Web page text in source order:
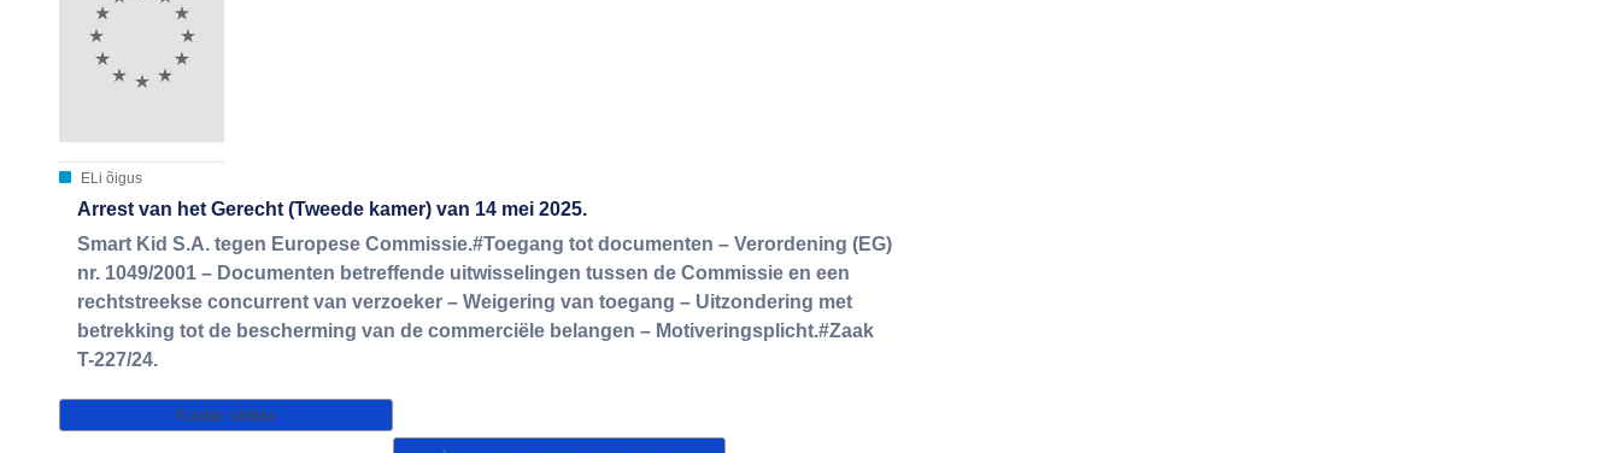
ELi õigus
Arrest van het Gerecht (Tweede kamer) van 14 mei 2025.
Smart Kid S.A. tegen Europese Commissie.#Toegang tot documenten – Verordening (EG)
nr. 1049/2001 – Documenten betreffende uitwisselingen tussen de Commissie en een
rechtstreekse concurrent van verzoeker – Weigering van toegang – Uitzondering met
betrekking tot de bescherming van de commerciële belangen – Motiveringsplicht.#Zaak
T-227/24.
Kuidas viidata